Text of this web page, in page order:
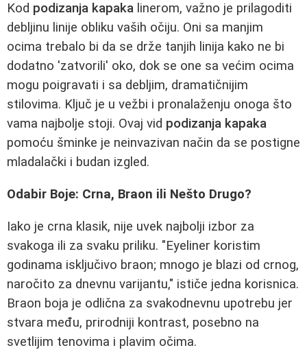
Kod podizanja kapaka linerom, važno je prilagoditi
debljinu linije obliku vaših očiju. Oni sa manjim
ocima trebalo bi da se drže tanjih linija kako ne bi
dodatno 'zatvorili' oko, dok se one sa većim ocima
mogu poigravati i sa debljim, dramatičnijim
stilovima. Ključ je u vežbi i pronalaženju onoga što
vama najbolje stoji. Ovaj vid podizanja kapaka
pomoću šminke je neinvazivan način da se postigne
mladalački i budan izgled.
Odabir Boje: Crna, Braon ili Nešto Drugo?
Iako je crna klasik, nije uvek najbolji izbor za
svakoga ili za svaku priliku. "Eyeliner koristim
godinama isključivo braon; mnogo je blazi od crnog,
naročito za dnevnu varijantu," ističe jedna korisnica.
Braon boja je odlična za svakodnevnu upotrebu jer
stvara među, prirodniji kontrast, posebno na
svetlijim tenovima i plavim očima.